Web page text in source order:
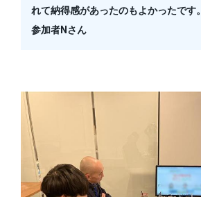
れて納得感があったのもよかったです。
参加者Nさん